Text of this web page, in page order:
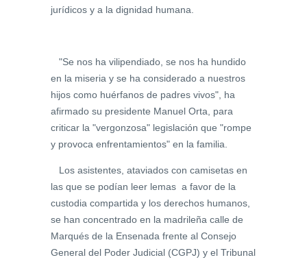
jurídicos y a la dignidad humana.
"Se nos ha vilipendiado, se nos ha hundido
en la miseria y se ha considerado a nuestros
hijos como huérfanos de padres vivos", ha
afirmado su presidente Manuel Orta, para
criticar la "vergonzosa" legislación que "rompe
y provoca enfrentamientos" en la familia.
Los asistentes, ataviados con camisetas en
las que se podían leer lemas a favor de la
custodia compartida y los derechos humanos,
se han concentrado en la madrileña calle de
Marqués de la Ensenada frente al Consejo
General del Poder Judicial (CGPJ) y el Tribunal